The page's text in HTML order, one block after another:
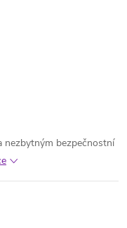
nezbytným bezpečnostní